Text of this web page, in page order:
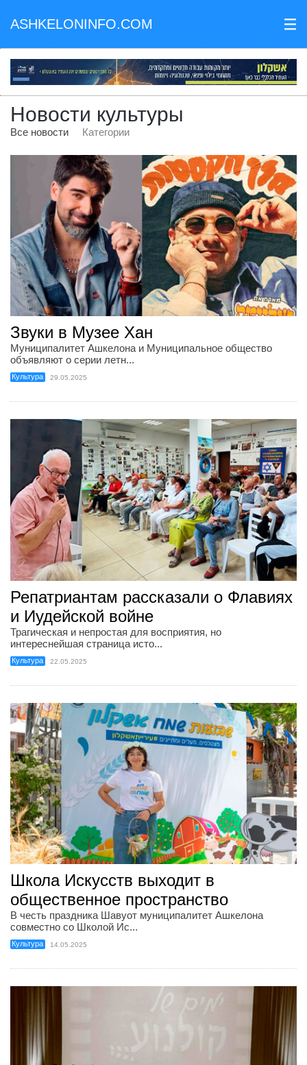
ASHKELONINFO.COM III
Новости культуры
Все новости Категории
Звуки в Музее Хан
Муниципалитет Ашкелона и Муниципальное общество
объявляют о серии летн...
Культура 29.05.2025
Репатриантам рассказали о Флавиях
и Иудейской войне
Трагическая и непростая для восприятия, но
интереснейшая страница исто...
Культура 22.05.2025
Школа Искусств выходит в
общественное пространство
В честь праздника Шавуот муниципалитет Ашкелона
совместно со Школой Ис...
Культура 14.05.2025